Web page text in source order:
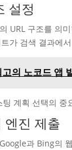
설정
URL 구조를 의
가 검색 결과에
의 노코드 앱
엔진 제출
과 Bing의